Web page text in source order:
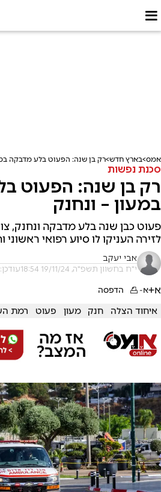
אמס בארץ חדש רק בן שנה: הפעוט בלע מדבקה
סכנת נפשות
רק בן שנה: הפעוט
במעון – ונחנק
פעוט כבן שנה בלע מדבקה ונחנק,
לזירה העניקו לו סיוע רפואי ראשוני
אבי יעקב
י"ח בחשוון תשפ"ה, 19/11/24 18:54 עודכן: 19:06
א+א- הדפסה
איחוד הצלה חנק מעון פעוט רמת